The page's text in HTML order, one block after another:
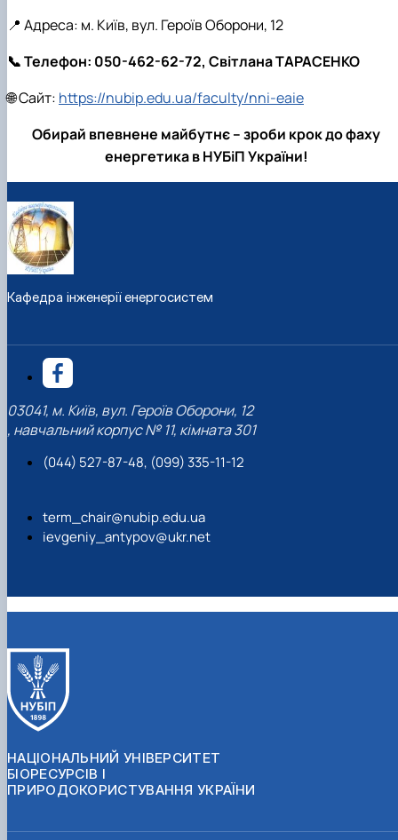
📍 Адреса: м. Київ, вул. Героїв Оборони, 12
📞 Телефон: 050-462-62-72, Світлана ТАРАСЕНКО
🌐 Сайт: https://nubip.edu.ua/faculty/nni-eaie
Обирай впевнене майбутнє – зроби крок до фаху
енергетика в НУБіП України!
Кафедра інженерії енергосистем
03041, м. Київ, вул. Героїв Оборони, 12
, навчальний корпус № 11, кімната 301
(044) 527-87-48, (099) 335-11-12
term_chair@nubip.edu.ua
ievgeniy_antypov@ukr.net
НАЦІОНАЛЬНИЙ УНІВЕРСИТЕТ
БІОРЕСУРСІВ І
ПРИРОДОКОРИСТУВАННЯ УКРАЇНИ